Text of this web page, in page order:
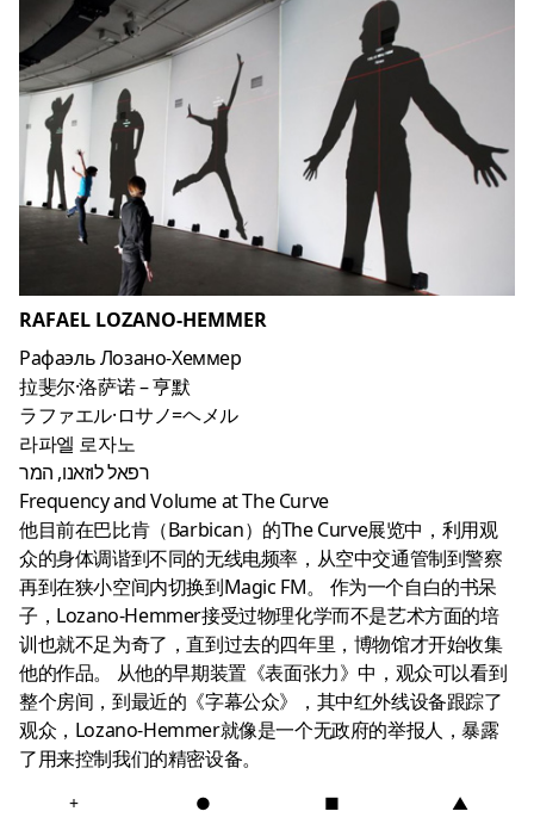
RAFAEL LOZANO-HEMMER
Рафаэль Лозано-Хеммер
拉斐尔·洛萨诺 – 亨默
ラファエル·ロサノ=ヘメル
라파엘 로자노
רפאל לוזאנו, המר
Frequency and Volume at The Curve
他目前在巴比肯（Barbican）的The Curve展览中，利用观
众的身体调谐到不同的无线电频率，从空中交通管制到警察
再到在狭小空间内切换到Magic FM。 作为一个自白的书呆
子，Lozano-Hemmer接受过物理化学而不是艺术方面的培
训也就不足为奇了，直到过去的四年里，博物馆才开始收集
他的作品。 从他的早期装置《表面张力》中，观众可以看到
整个房间，到最近的《字幕公众》，其中红外线设备跟踪了
观众，Lozano-Hemmer就像是一个无政府的举报人，暴露
了用来控制我们的精密设备。
+ ● ■ ▲